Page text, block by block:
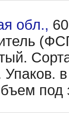
обл.,
под